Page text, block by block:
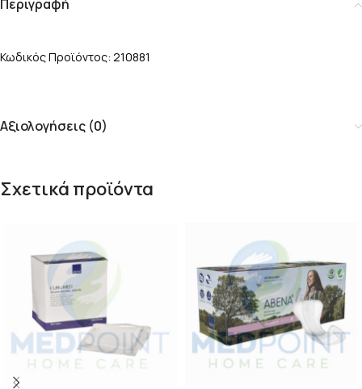
Περιγραφή
Κωδικός Προϊόντος: 210881
Αξιολογήσεις (0)
Σχετικά προϊόντα